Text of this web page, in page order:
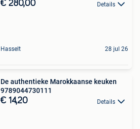
€ 280,00 Details
Hasselt 28 jul 26
De authentieke Marokkaanse keuken
9789044730111
€ 14,20 Details